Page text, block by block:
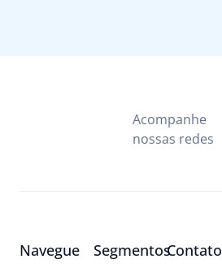
Acompanhe
nossas redes
Navegue SegmentosContato